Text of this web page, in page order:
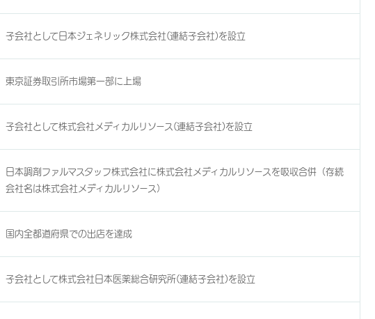
子会社として日本ジェネリック株式会社(連結子会社)を設立
東京証券取引所市場第一部に上場
子会社として株式会社メディカルリソース(連結子会社)を設立
日本調剤ファルマスタッフ株式会社に株式会社メディカルリソースを吸収合併（存続
会社名は株式会社メディカルリソース）
国内全都道府県での出店を達成
子会社として株式会社日本医薬総合研究所(連結子会社)を設立